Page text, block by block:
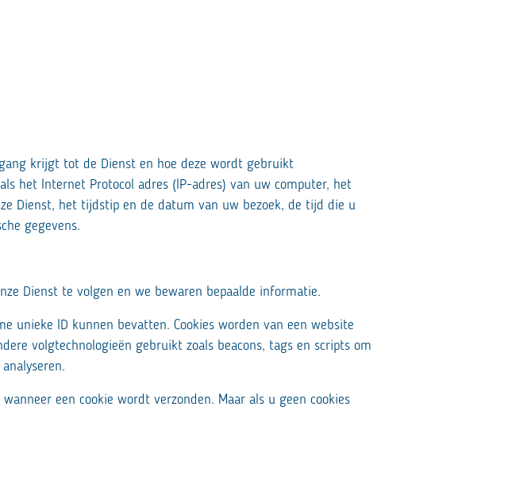
krijgt tot de Dienst en hoe deze wordt gebruikt
het Internet Protocol adres (IP-adres) van uw computer, het
Dienst, het tijdstip en de datum van uw bezoek, de tijd die u
gegevens.
Dienst te volgen en we bewaren bepaalde informatie.
unieke ID kunnen bevatten. Cookies worden van een website
volgtechnologieën gebruikt zoals beacons, tags en scripts om
een cookie wordt verzonden. Maar als u geen cookies